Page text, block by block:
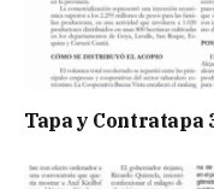
Tapa y Contratapa